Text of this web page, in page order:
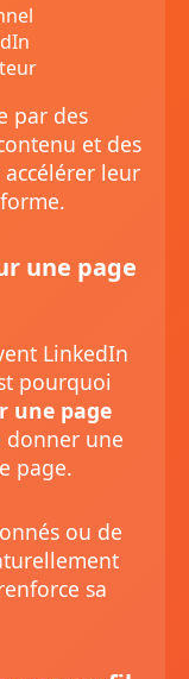
par des
et des
leur
une page
LinkedIn
pourquoi
une page
donner une
page.
ou de
sa